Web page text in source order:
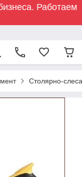
Работаем
Столярно-